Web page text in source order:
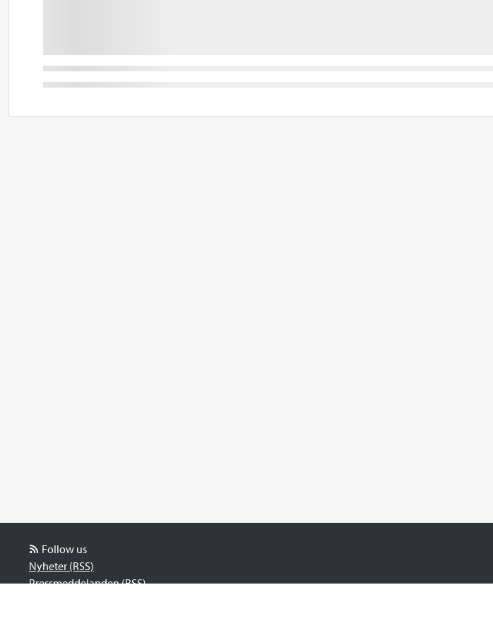
Follow us
Nyheter (RSS)
Pressmeddelanden (RSS)